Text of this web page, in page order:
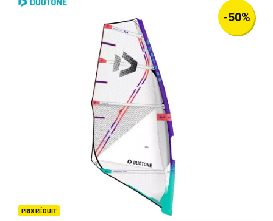
PRIX RÉDUIT
-50%